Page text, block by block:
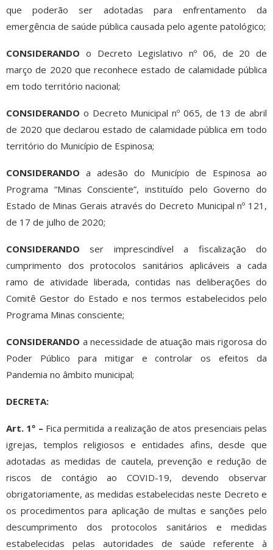
que poderão ser adotadas para enfrentamento da
emergência de saúde pública causada pelo agente patológico;
CONSIDERANDO o Decreto Legislativo nº 06, de 20 de
março de 2020 que reconhece estado de calamidade pública
em todo território nacional;
CONSIDERANDO o Decreto Municipal nº 065, de 13 de abril
de 2020 que declarou estado de calamidade pública em todo
território do Município de Espinosa;
CONSIDERANDO a adesão do Município de Espinosa ao
Programa “Minas Consciente”, instituído pelo Governo do
Estado de Minas Gerais através do Decreto Municipal nº 121,
de 17 de julho de 2020;
CONSIDERANDOser imprescindível a fiscalização do
cumprimento dos protocolos sanitários aplicáveis a cada
ramo de atividade liberada, contidas nas deliberações do
Comitê Gestor do Estado e nos termos estabelecidos pelo
Programa Minas consciente;
CONSIDERANDO a necessidade de atuação mais rigorosa do
Poder Público para mitigar e controlar os efeitos da
Pandemia no âmbito municipal;
DECRETA:
Art. 1º – Fica permitida a realização de atos presenciais pelas
igrejas, templos religiosos e entidades afins, desde que
adotadas as medidas de cautela, prevenção e redução de
riscos de contágio ao COVID-19, devendo observar
obrigatoriamente, as medidas estabelecidas neste Decreto e
os procedimentos para aplicação de multas e sanções pelo
descumprimento dos protocolos sanitários e medidas
estabelecidas pelas autoridades de saúde referente à